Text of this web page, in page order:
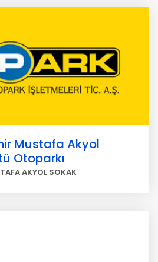
Mustafa Akyol
Otoparkı
AKYOL SOKAK